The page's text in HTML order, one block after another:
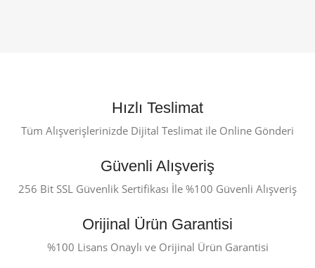
Hızlı Teslimat
Tüm Alışverişlerinizde Dijital Teslimat ile Online Gönderi
Güvenli Alışveriş
256 Bit SSL Güvenlik Sertifikası İle %100 Güvenli Alışveriş
Orijinal Ürün Garantisi
%100 Lisans Onaylı ve Orijinal Ürün Garantisi